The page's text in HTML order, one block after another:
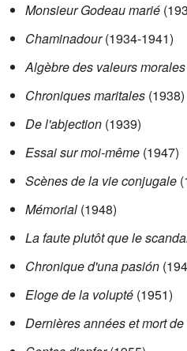
Monsieur Godeau marié
Chaminadour(1934-1941)
Algèbre des valeurs morales
Chroniques maritales (1938)
De l'abjection (1939)
Essai sur moi-même (1947)
Scènes de la vie conjugale
Mémorial (1948)
La faute plutôt que le
Chronique d'una pasión
Eloge de la volupté (1951)
Dernières années et mort